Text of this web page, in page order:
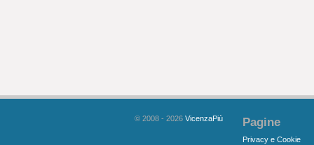
© 2008 - 2026 VicenzaPiù Pagine
Privacy e Cookie